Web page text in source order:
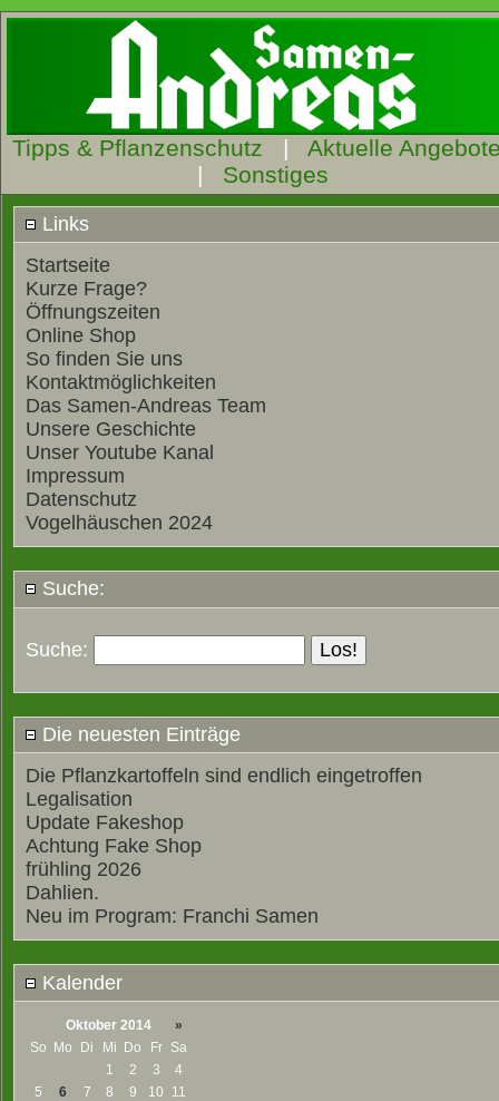
Tipps & Pflanzenschutz | Aktuelle
| Sonstiges
Links
Startseite
Kurze Frage?
Öffnungszeiten
Online Shop
So finden Sie uns
Kontaktmöglichkeiten
Das Samen-Andreas Team
Unsere Geschichte
Unser Youtube Kanal
Impressum
Datenschutz
Vogelhäuschen 2024
Suche:
Suche:
Die neuesten Einträge
Die Pflanzkartoffeln sind endlich eingetroffen
Legalisation
Update Fakeshop
Achtung Fake Shop
frühling 2026
Dahlien.
Neu im Program: Franchi Samen
Kalender
Oktober 2014
»
So Mo Di Mi Do Fr
Sa
1
2 3
4
5
6 7 8 9 10
11